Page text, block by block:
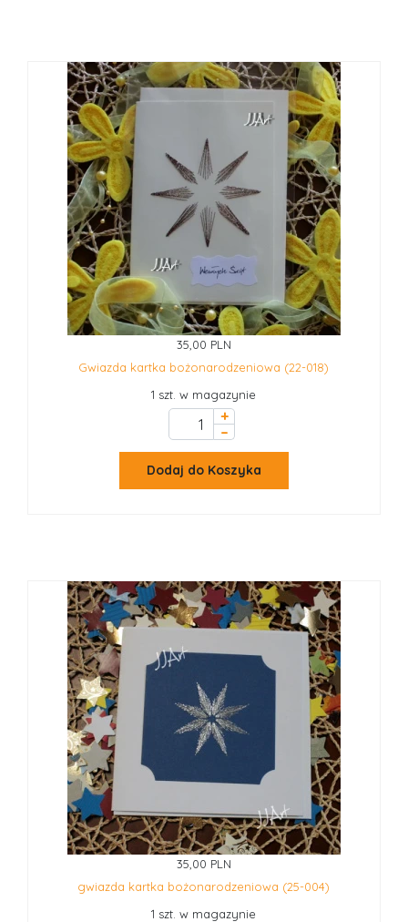
35,00 PLN
Gwiazda kartka bożonarodzeniowa (22-018)
1 szt. w magazynie
+
–
Dodaj do Koszyka
35,00 PLN
gwiazda kartka bożonarodzeniowa (25-004)
1 szt. w magazynie